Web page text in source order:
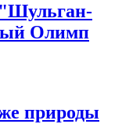
"Шульган-
Олимп
природы